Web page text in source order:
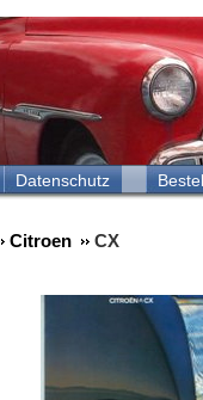
Datenschutz
Citroen CX